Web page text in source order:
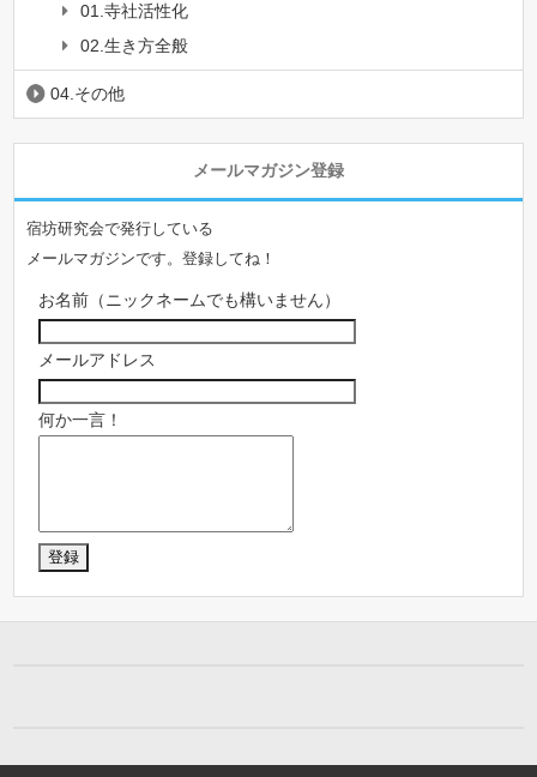
01.寺社活性化
02.生き方全般
04.その他
メールマガジン登録
宿坊研究会で発行している
メールマガジンです。登録してね！
お名前（ニックネームでも構いません）
メールアドレス
何か一言！